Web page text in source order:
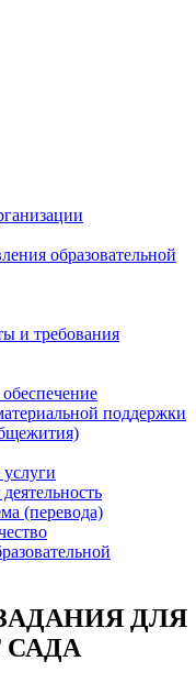
образовательной
и требования
поддержки
(перевода)
ДЛЯ
САДА